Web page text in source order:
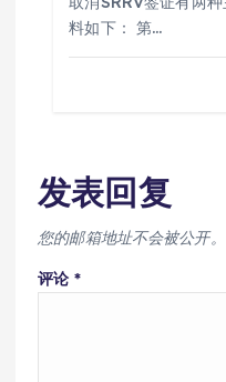
料如下： 第…
发表回复
您的邮箱地址不会被公开。
评论 *